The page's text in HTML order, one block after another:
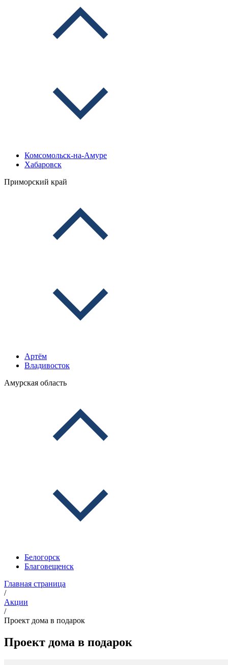
Комсомольск-на-Амуре
Хабаровск
Приморский край
Артём
Владивосток
Амурская область
Белогорск
Благовещенск
Главная страница
/
Акции
/
Проект дома в подарок
Проект дома в подарок